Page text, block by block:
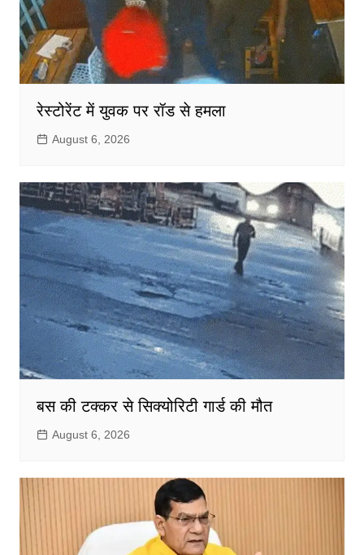
रेस्टोरेंट में युवक पर रॉड से हमला
August 6, 2026
बस की टक्कर से सिक्योरिटी गार्ड की मौत
August 6, 2026